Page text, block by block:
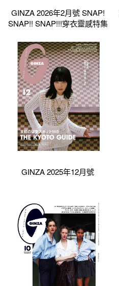
GINZA 2026年2月號 SNAP!
SNAP!! SNAP!!!穿衣靈感特集
GINZA 2025年12月號